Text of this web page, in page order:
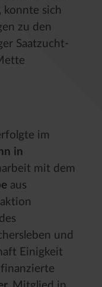
konnte sich
zu den
Saatzucht-
im
in
mit dem
aus
und
Einigkeit